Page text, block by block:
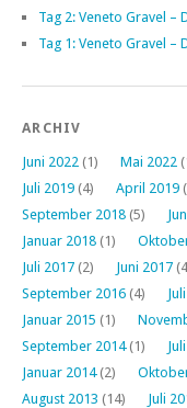
Tag 2: Veneto Gravel –
Tag 1: Veneto Gravel –
ARCHIV
Juni 2022 (1) Mai 2022
Juli 2019 (4) April 2019
September 2018 (5)
Januar 2018 (1)
Juli 2017 (2) Juni 2017
September 2016 (4)
Januar 2015 (1)
September 2014(1)
Januar 2014(2)
August 2013 (14) Juli